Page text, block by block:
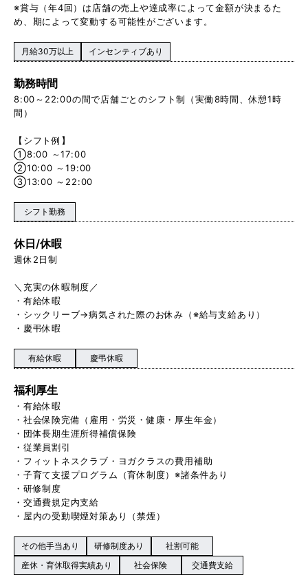
※賞与（年4回）は店舗の売上や達成率によって金額が決まるた
め、期によって変動する可能性がございます。
月給30万以上 インセンティブあり
勤務時間
8:00～22:00の間で店舗ごとのシフト制（実働8時間、休憩1時
間）
【シフト例】
①8:00 ～17:00
②10:00 ～19:00
③13:00 ～22:00
シフト勤務
休日/休暇
週休2日制
＼充実の休暇制度／
・有給休暇
・シックリーブ→病気された際のお休み（※給与支給あり）
・慶弔休暇
有給休暇 慶弔休暇
福利厚生
・有給休暇
・社会保険完備（雇用・労災・健康・厚生年金）
・団体長期生涯所得補償保険
・従業員割引
・フィットネスクラブ・ヨガクラスの費用補助
・子育て支援プログラム（育休制度）※諸条件あり
・研修制度
・交通費規定内支給
・屋内の受動喫煙対策あり（禁煙）
その他手当あり 研修制度あり
社割可能
産休・育休取得実績あり
社会保険 交通費支給